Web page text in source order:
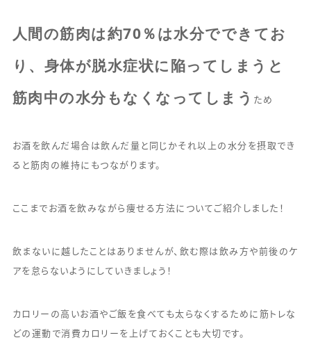
人間の筋肉は約70％は水分でできてお
り、身体が脱水症状に陥ってしまうと
筋肉中の水分もなくなってしまう ため
お酒を飲んだ場合は飲んだ量と同じかそれ以上の水分を摂取でき
ると筋肉の維持にもつながります。
ここまでお酒を飲みながら痩せる方法についてご紹介しました！
飲まないに越したことはありませんが、飲む際は飲み方や前後のケ
アを怠らないようにしていきましょう！
カロリーの高いお酒やご飯を食べても太らなくするために筋トレな
どの運動で消費カロリーを上げておくことも大切です。